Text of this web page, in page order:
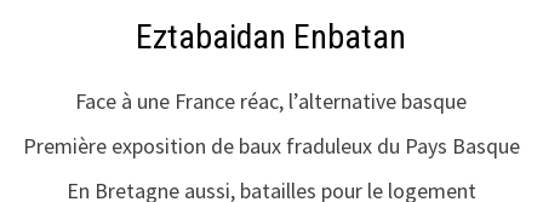
Eztabaidan Enbatan
Face à une France réac, l’alternative basque
Première exposition de baux fraduleux du Pays Basque
En Bretagne aussi, batailles pour le logement